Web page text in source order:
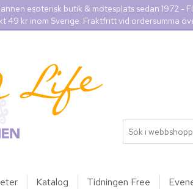
esoterisk butik & mötesplats sedan 1972 -
49 kr inom Sverige. Fraktfritt vid ordersumma
Katalog Tidningen Free